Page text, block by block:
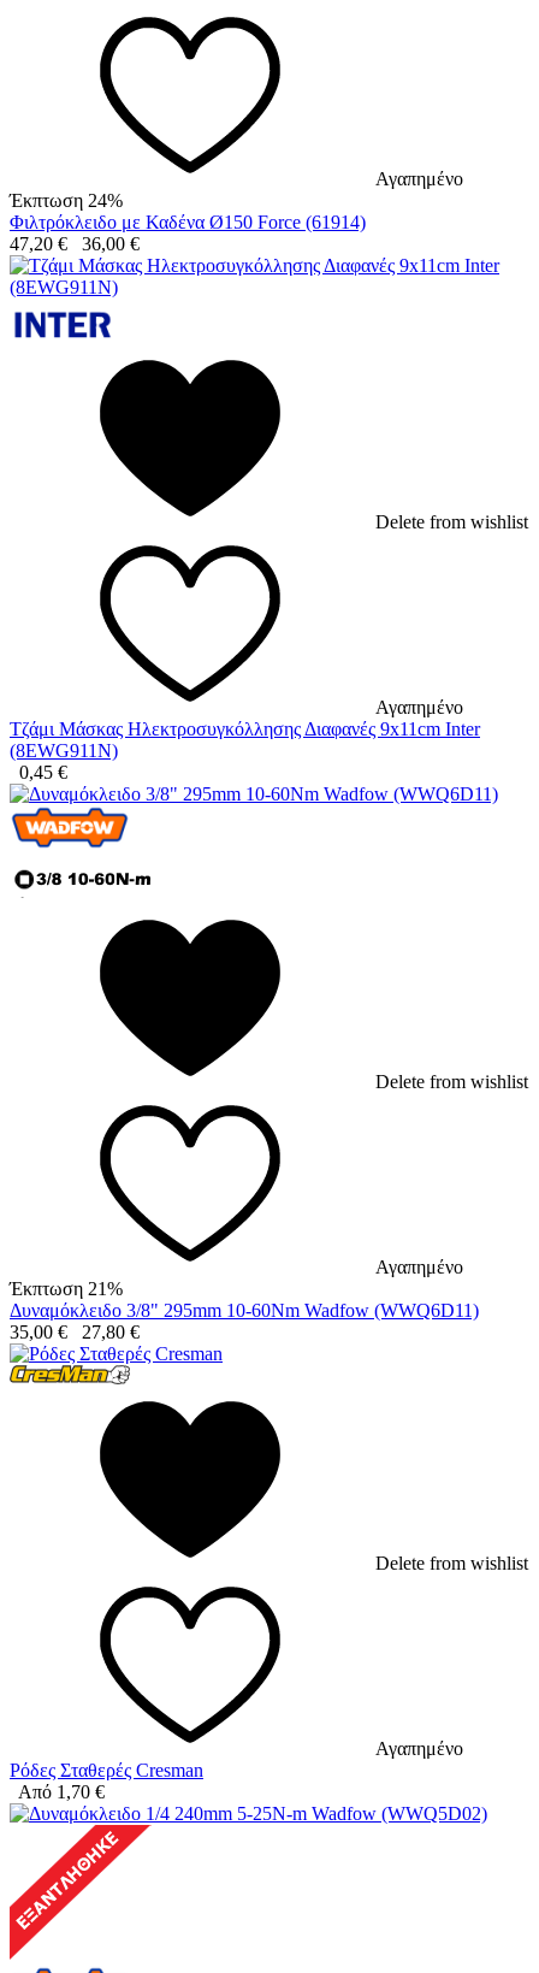
Αγαπημένο
Έκπτωση 24%
Φιλτρόκλειδο με Καδένα Ø150 Force (61914)
47,20 € 36,00 €
Delete from wishlist
Αγαπημένο
Τζάμι Μάσκας Ηλεκτροσυγκόλλησης Διαφανές 9x11cm Inter
(8EWG911N)
0,45 €
Delete from wishlist
Αγαπημένο
Έκπτωση 21%
Δυναμόκλειδο 3/8" 295mm 10-60Nm Wadfow (WWQ6D11)
35,00 € 27,80 €
Delete from wishlist
Αγαπημένο
Ρόδες Σταθερές Cresman
Από 1,70 €